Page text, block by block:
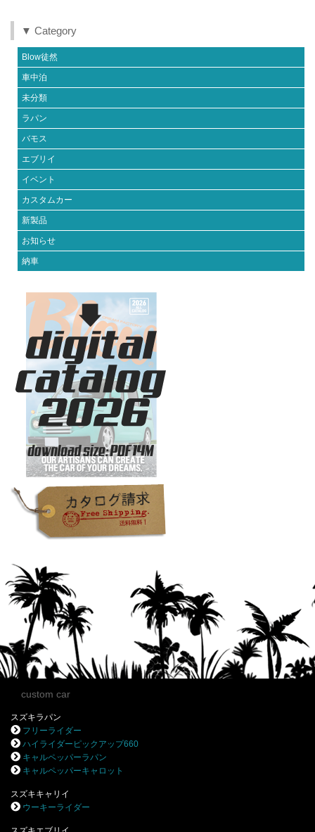
▼ Category
Blow徒然
車中泊
未分類
ラパン
バモス
エブリイ
イベント
カスタムカー
新製品
お知らせ
納車
custom car
スズキラパン
フリーライダー
ハイライダーピックアップ660
キャルペッパーラパン
キャルペッパーキャロット
スズキキャリイ
ウーキーライダー